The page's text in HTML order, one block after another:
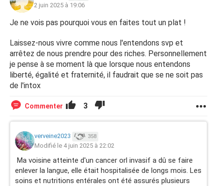
2 juin 2025 à 19:06
Je ne vois pas pourquoi vous en faites tout un plat !
Laissez-nous vivre comme nous l'entendons svp et
arrêtez de nous prendre pour des riches. Personnellement
je pense à se moment là que lorsque nous entendons
liberté, égalité et fraternité, il faudrait que se ne soit pas
de l'intox
Commenter 3
verveine2023 358
Modifié le 4 juin 2025 à 22:02
Ma voisine atteinte d'un cancer orl invasif a dû se faire
enlever la langue, elle était hospitalisée de longs mois. Les
soins et nutritions entérales ont été assurés plusieurs